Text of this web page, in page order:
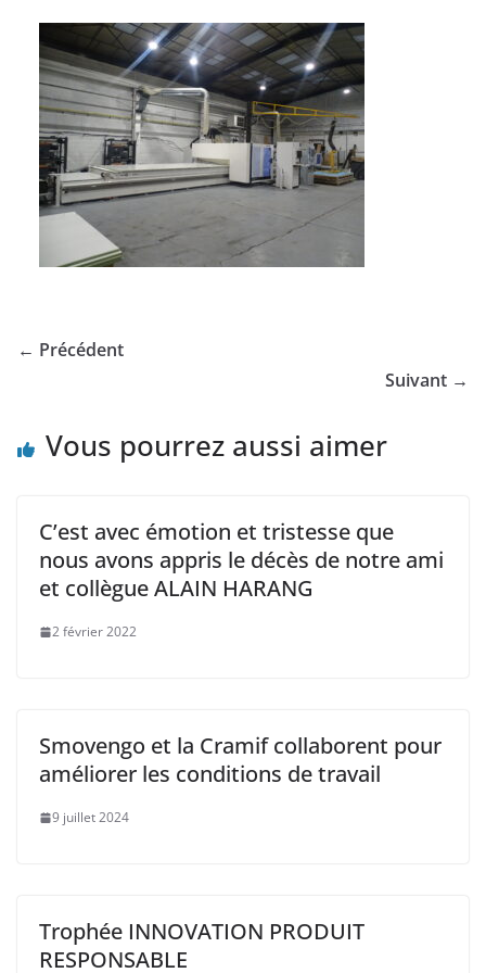
← Précédent
Suivant →
Vous pourrez aussi aimer
C’est avec émotion et tristesse que
nous avons appris le décès de notre ami
et collègue ALAIN HARANG
2 février 2022
Smovengo et la Cramif collaborent pour
améliorer les conditions de travail
9 juillet 2024
Trophée INNOVATION PRODUIT
RESPONSABLE